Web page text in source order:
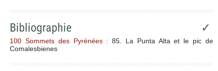
Bibliographie ✓
100 Sommets des Pyrénées: 85. La Punta Alta et le pic de
Comalesbienes